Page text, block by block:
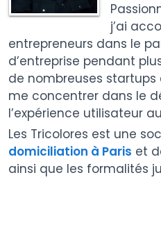
j’ai
entrepreneurs dans le
d’entreprise pendant
de nombreuses
me concentrer dans le
l’expérience utilisateur
Les Tricolores est une
domiciliation à Paris et
ainsi que les formalités